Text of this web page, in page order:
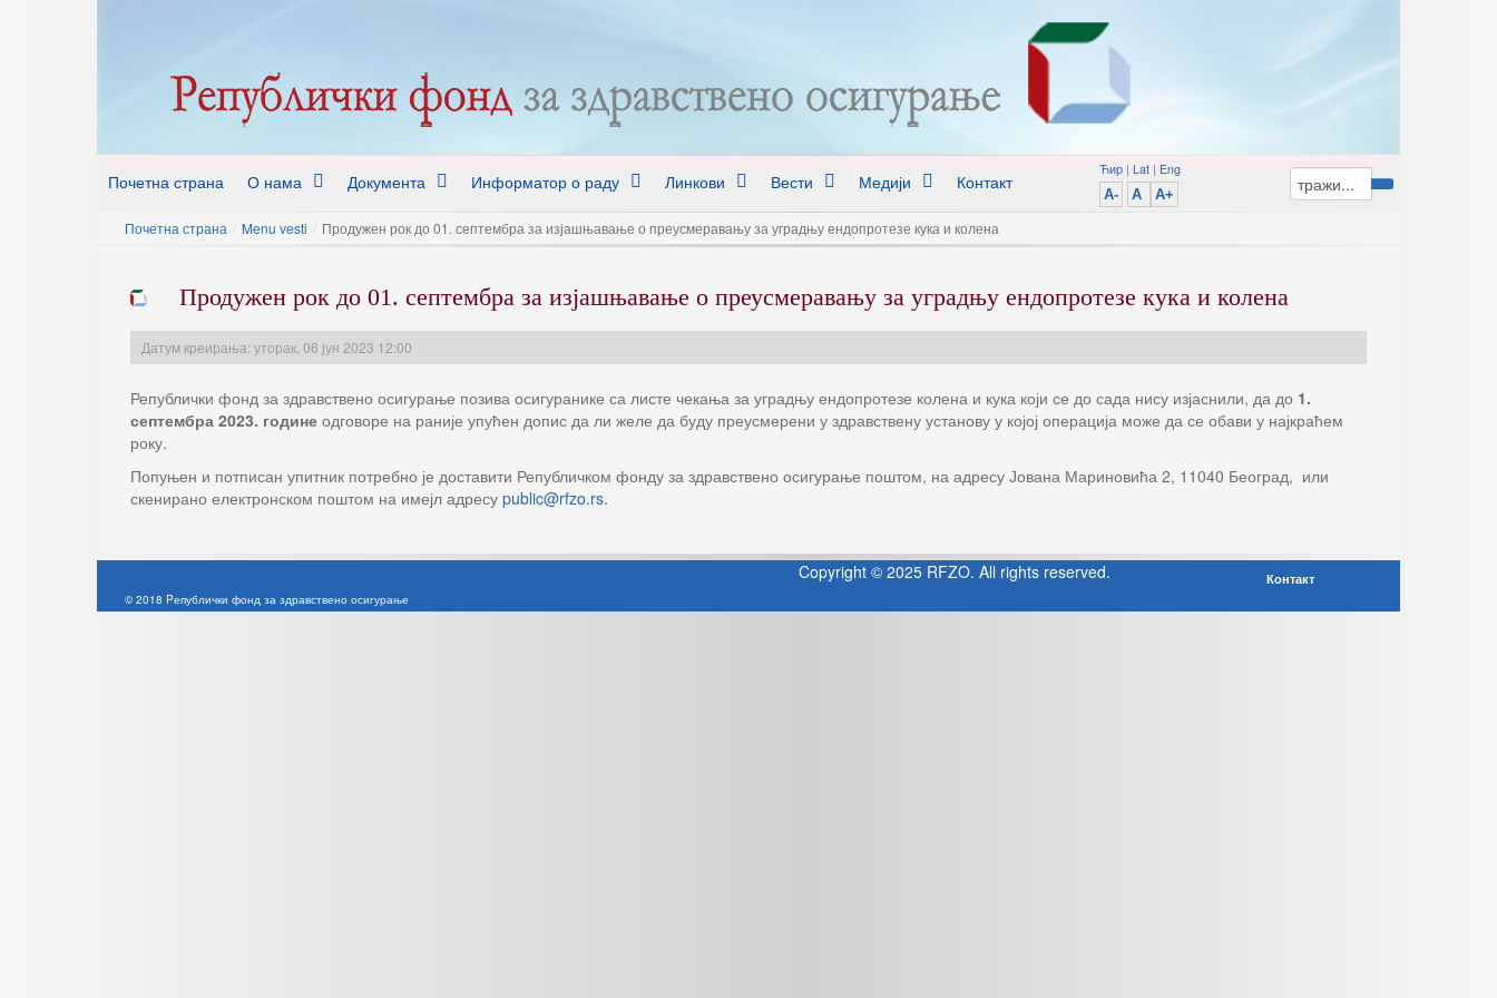
Почетна страна О нама Документа Информатор о раду Линкови Вести Медији Контакт
Ћир| Lat| Eng
A-
A A+
Почетна страна / Menu vesti / Продужен рок до 01. септембра за изјашњавање о преусмеравању за уградњу ендопротезе кука и колена
Продужен рок до 01. септембра за изјашњавање о преусмеравању за уградњу ендопротезе кука и колена
Датум креирања: уторак, 06 јун 2023 12:00
Републички фонд за здравствено осигурање позива осигуранике са листе чекања за уградњу ендопротезе колена и кука који се до сада нису изјаснили, да до 1.
септембра 2023. године одговоре на раније упућен допис да ли желе да буду преусмерени у здравствену установу у којој операција може да се обави у најкраћем
року.
Попуњен и потписан упитник потребно је доставити Републичком фонду за здравствено осигурање поштом, на адресу Јована Мариновића 2, 11040 Београд, или
скенирано електронском поштом на имејл адресу public@rfzo.rs.
Copyright © 2025 RFZO. All rights reserved.
© 2018 Pепублички фонд за здравствено осигурање
Контакт